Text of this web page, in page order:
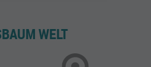
auch Rehaangebote,
und Tourismussind eine
WELT